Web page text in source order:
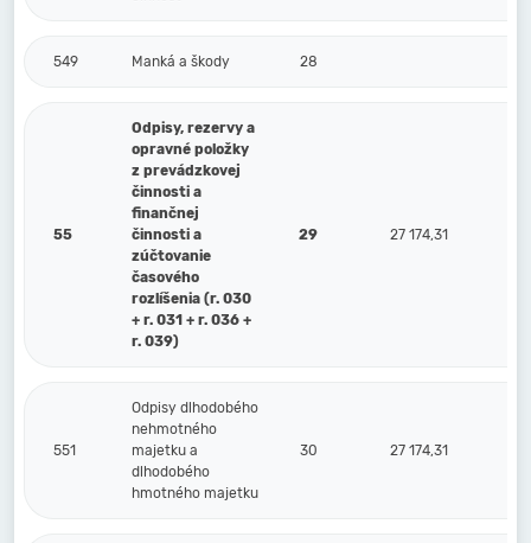
549 Manká a škody 28
55
Odpisy, rezervy a
opravné položky
z prevádzkovej
činnosti a
finančnej
činnosti a
zúčtovanie
časového
rozlíšenia (r. 030
+ r. 031 + r. 036 +
r. 039)
29 27 174,31
551
Odpisy dlhodobého
nehmotného
majetku a
dlhodobého
hmotného majetku
30 27 174,31